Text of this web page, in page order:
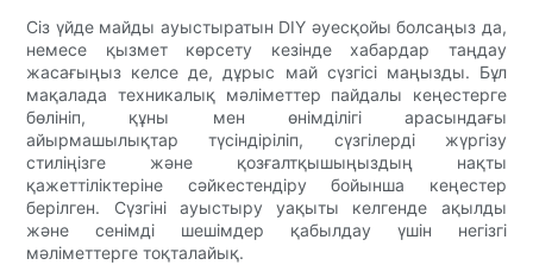
Сіз үйде майды ауыстыратын DIY әуесқойы болсаңыз да,
немесе қызмет көрсету кезінде хабардар таңдау
жасағыңыз келсе де, дұрыс май сүзгісі маңызды. Бұл
мақалада техникалық мәліметтер пайдалы кеңестерге
бөлініп, құны мен өнімділігі арасындағы
айырмашылықтар түсіндіріліп, сүзгілерді жүргізу
стиліңізге және қозғалтқышыңыздың нақты
қажеттіліктеріне сәйкестендіру бойынша кеңестер
берілген. Сүзгіні ауыстыру уақыты келгенде ақылды
және сенімді шешімдер қабылдау үшін негізгі
мәліметтерге тоқталайық.